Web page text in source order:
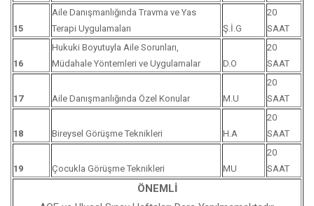
15
Aile Danışmanlığında Travma ve Yas
Terapi Uygulamaları
Ş.İ.G
20
SAAT
16
Hukuki Boyutuyla Aile Sorunları,
Müdahale Yöntemleri ve Uygulamalar
D.O
20
SAAT
17 Aile Danışmanlığında Özel Konular M.U
20
SAAT
18 Bireysel Görüşme Teknikleri H.A
20
SAAT
19 Çocukla Görüşme Teknikleri MU
20
SAAT
ÖNEMLİ